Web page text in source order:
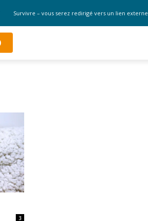
Survivre – vous serez redirigé vers un lien externe
3